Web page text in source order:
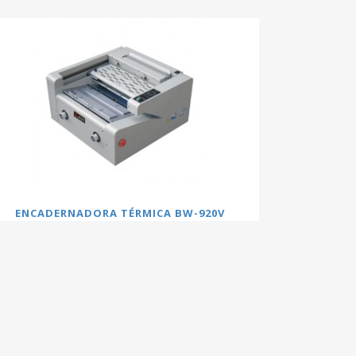
ENCADERNADORA TÉRMICA BW-920V